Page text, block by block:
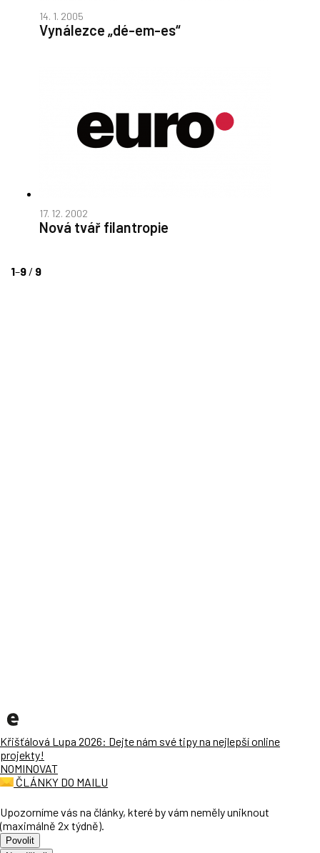
14. 1. 2005
Vynálezce „dé-em-es“
17. 12. 2002
Nová tvář filantropie
1–9 / 9
Křišťálová Lupa 2026: Dejte nám své tipy na nejlepší online
projekty!
NOMINOVAT
ČLÁNKY DO MAILU
Upozorníme vás na články, které by vám neměly uniknout
(maximálně 2x týdně).
Povolit